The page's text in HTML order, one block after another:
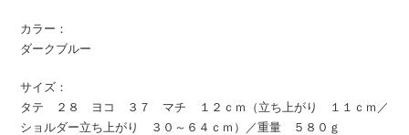
カラー：
ダークブルー
サイズ：
タテ ２８ ヨコ ３７ マチ １２ｃｍ（立ち上がり １１ｃｍ／
ショルダー立ち上がり ３０～６４ｃｍ）／重量 ５８０ｇ